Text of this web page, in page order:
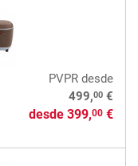
PVPRdesde
499,00€
desde 399,00€